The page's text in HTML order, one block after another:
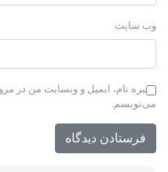
وب‌ سایت
ذخیره نام، ایمیل و وبسایت من در
می‌نویسم.